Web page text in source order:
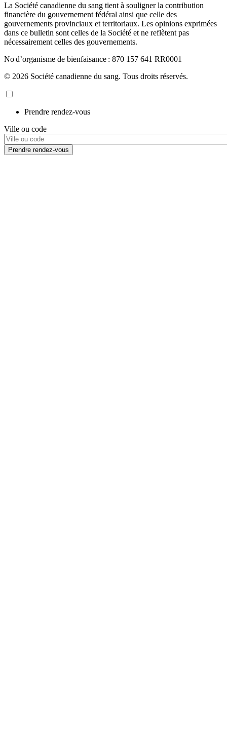
La Société canadienne du sang tient à souligner la contribution
financière du gouvernement fédéral ainsi que celle des
gouvernements provinciaux et territoriaux. Les opinions exprimées
dans ce bulletin sont celles de la Société et ne reflètent pas
nécessairement celles des gouvernements.
No d’organisme de bienfaisance : 870 157 641 RR0001
© 2026 Société canadienne du sang. Tous droits réservés.
Prendre rendez-vous
Ville ou code